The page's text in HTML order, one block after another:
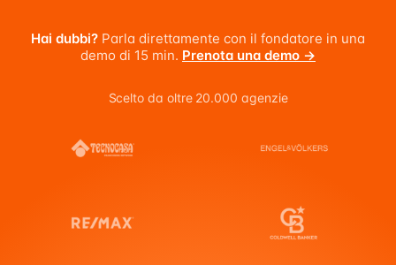
Hai dubbi? Parla direttamente con il fondatore in una
demo di 15 min. Prenota una demo →
Scelto da oltre 20.000 agenzie